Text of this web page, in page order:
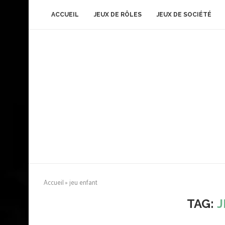
ACCUEIL JEUX DE RÔLES JEUX DE SOCIÉTÉ
Accueil» jeu enfant
TAG: